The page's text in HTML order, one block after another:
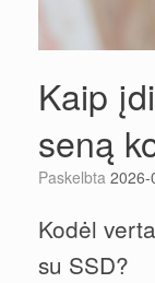
Kaip
seną
Paskelbta 2026-
Kodėl
su SSD?